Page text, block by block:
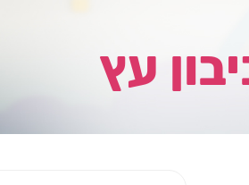
עץ